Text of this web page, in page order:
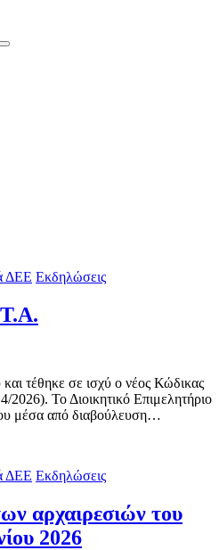
ΔΕΕ Εκδηλώσεις
τέθηκε σε ισχύ ο νέος Κώδικας
2026). Το Διοικητικό Επιμελητήριο
μέσα από διαβούλευση…
ΔΕΕ Εκδηλώσεις
αρχαιρεσιών του
2026